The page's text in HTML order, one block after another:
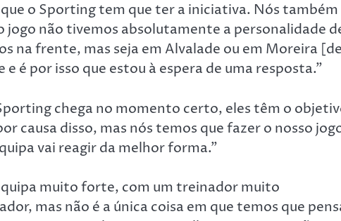
o Sporting tem que ter a iniciativa. Nós também
jogo não tivemos absolutamente a personalidade
na frente, mas seja em Alvalade ou em Moreira
é por isso que estou à espera de uma resposta.”
chega no momento certo, eles têm o
causa disso, mas nós temos que fazer o nosso
vai reagir da melhor forma.”
muito forte, com um treinador muito
mas não é a única coisa em que temos que